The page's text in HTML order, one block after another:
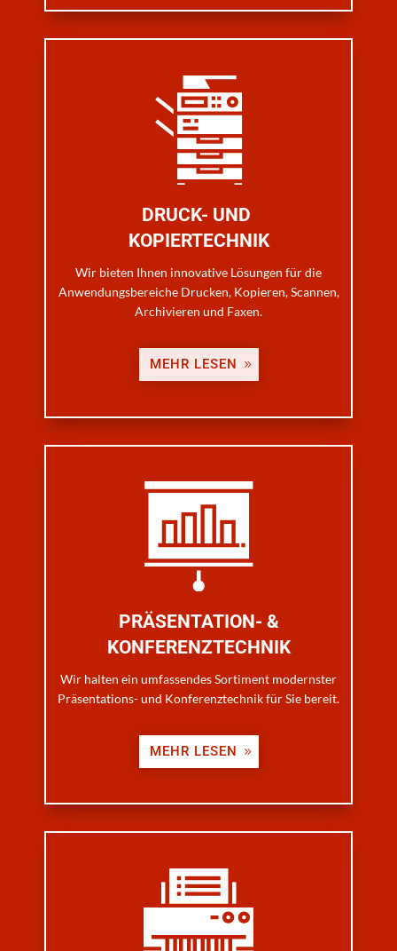
DRUCK- UND
KOPIERTECHNIK
Wir bieten Ihnen innovative Lösungen für die
Anwendungsbereiche Drucken, Kopieren, Scannen,
Archivieren und Faxen.
MEHR LESEN
PRÄSENTATION- &
KONFERENZTECHNIK
Wir halten ein umfassendes Sortiment modernster
Präsentations- und Konferenztechnik für Sie bereit.
MEHR LESEN